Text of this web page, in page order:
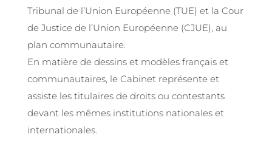
Tribunal de l’Union Européenne (TUE) et la Cour
de Justice de l’Union Européenne (CJUE), au
plan communautaire.
En matière de dessins et modèles français et
communautaires, le Cabinet représente et
assiste les titulaires de droits ou contestants
devant les mêmes institutions nationales et
internationales.